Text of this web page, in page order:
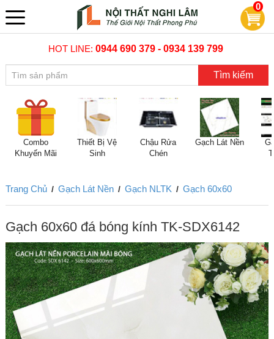
0
HOT LINE:0944 690 379 - 0934 139 799
Tìm kiếm
Combo
Khuyến Mãi
Thiết Bị Vệ
Sinh
Chậu Rửa
Chén
Gạch Lát Nền
Trang Chủ / Gạch Lát Nền / Gạch NLTK / Gạch 60x60
Gạch 60x60 đá bóng kính TK-SDX6142